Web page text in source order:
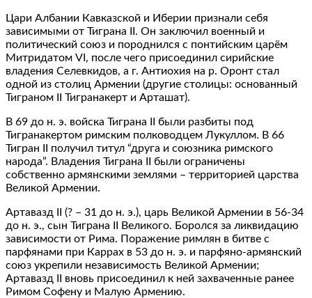
Цари Албании Кавказской и Иберии признали себя
зависимыми от Тиграна II. Он заключил военный и
политический союз и породнился с понтийским царём
Митридатом VI, после чего присоединил сирийские
владения Селевкидов, а г. Антиохия на р. Оронт стал
одной из столиц Армении (другие столицы: основанный
Тиграном II Тигранакерт и Арташат).
В 69 до н. э. войска Тиграна II были разбиты под
Тигранакертом римским полководцем Лукуллом. В 66
Тигран II получил титул “друга и союзника римского
народа”. Владения Тиграна II были ограничены
собственно армянскими землями – территорией царства
Великой Армении.
Артавазд II (? – 31 до н. э.), царь Великой Армении в 56-34
до н. э., сын Тиграна II Великого. Боролся за ликвидацию
зависимости от Рима. Поражение римлян в битве с
парфянами при Каррах в 53 до н. э. и парфяно-армянский
союз укрепили независимость Великой Армении;
Артавазд II вновь присоединил к ней захваченные ранее
Римом Софену и Малую Армению.